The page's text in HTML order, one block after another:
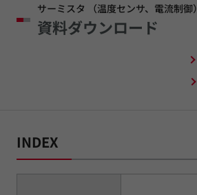
サーミスタ （温度センサ、電流制御）
資料ダウンロード
INDEX